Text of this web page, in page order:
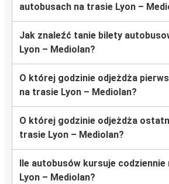
autobusach na trasie Lyon –
Jak znaleźć tanie bilety
Lyon – Mediolan?
O której godzinie odjeżdża
na trasie Lyon – Mediolan?
O której godzinie odjeżdża
trasie Lyon – Mediolan?
Ile autobusów kursuje
Lyon – Mediolan?